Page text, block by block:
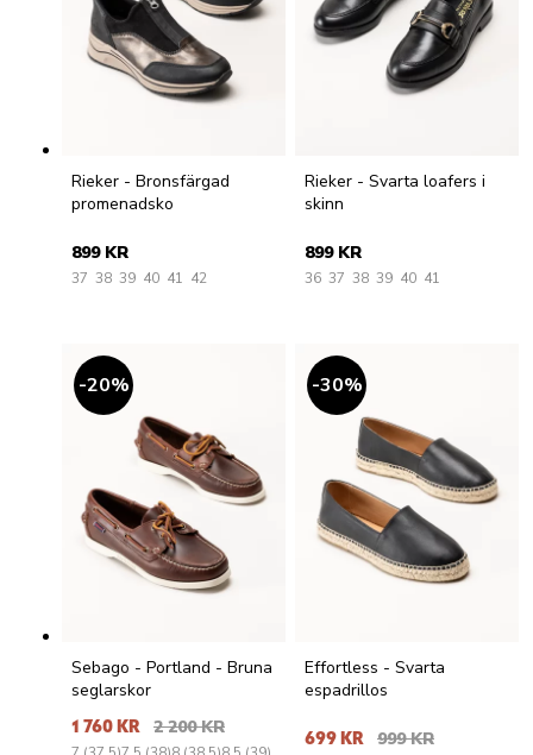
Rieker - Bronsfärgad
promenadsko
899 KR
37 38 39 40 41 42
Rieker - Svarta loafers i
skinn
899 KR
36 37 38 39 40 41
20%
Sebago - Portland - Bruna
seglarskor
1 760 KR 2 200 KR
30%
Effortless - Svarta
espadrillos
699 KR 999 KR